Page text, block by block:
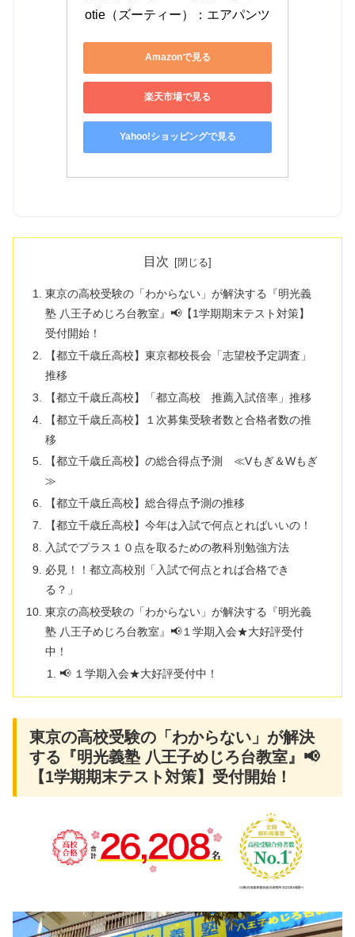
otie（ズーティー）：エアパンツ
Amazonで見る
楽天市場で見る
Yahoo!ショッピングで見る
目次
東京の高校受験の「わからない」が解決する『明光義
塾 八王子めじろ台教室』📢【1学期期末テスト対策】
受付開始！
【都立千歳丘高校】東京都校長会「志望校予定調査」
推移
【都立千歳丘高校】「都立高校 推薦入試倍率」推移
【都立千歳丘高校】１次募集受験者数と合格者数の推
移
【都立千歳丘高校】の総合得点予測 ≪Vもぎ＆Wもぎ
≫
【都立千歳丘高校】総合得点予測の推移
【都立千歳丘高校】今年は入試で何点とればいいの！
入試でプラス１０点を取るための教科別勉強方法
必見！！都立高校別「入試で何点とれば合格でき
る？」
東京の高校受験の「わからない」が解決する『明光義
塾 八王子めじろ台教室』📢１学期入会★大好評受付
中！
📢 １学期入会★大好評受付中！
東京の高校受験の「わからない」が解決
する『明光義塾 八王子めじろ台教室』📢
【1学期期末テスト対策】受付開始！